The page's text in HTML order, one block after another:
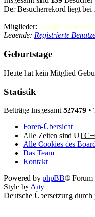
Der Besucherrekord liegt bei
Mitglieder: Google Adsense
Legende: Registrierte
Geburtstage
Heute hat kein Mitglied
Statistik
Beiträge insgesamt 527479 •
Foren-Übersicht
Alle Zeiten sind
Alle Cookies des
Das Team
Kontakt
Powered by phpBB® Forum
Style by Arty
Deutsche Übersetzung durch